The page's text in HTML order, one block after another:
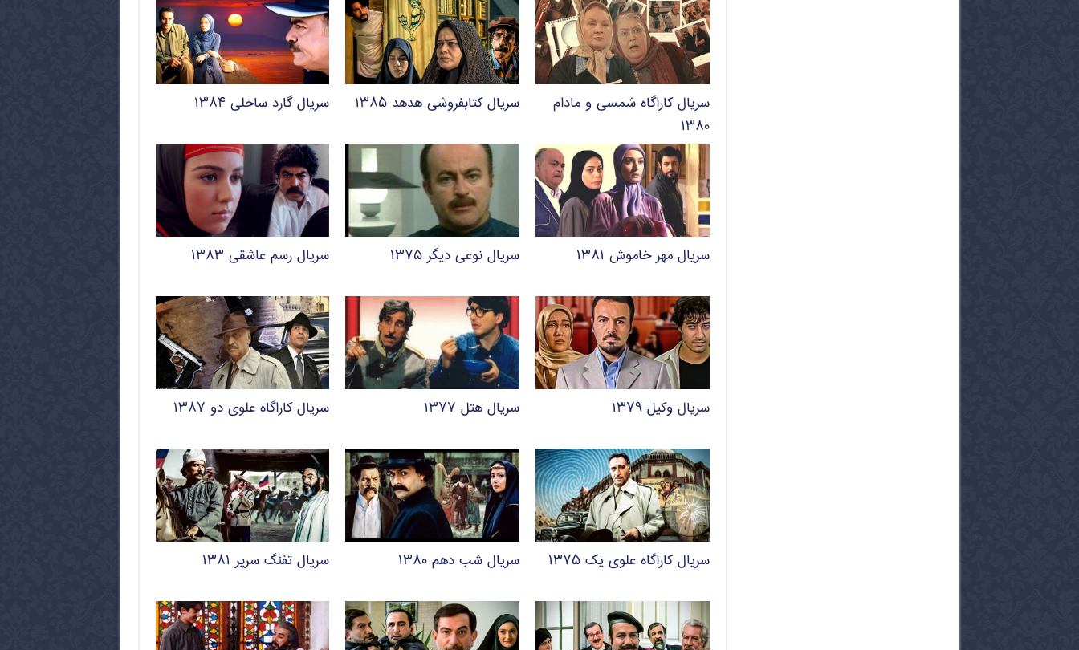
سریال کاراگاه شمسی و مادام
۱۳۸۰
سریال کتابفروشی هدهد ۱۳۸۵ سریال گارد ساحلی ۱۳۸۴
سریال مهر خاموش ۱۳۸۱ سریال نوعی دیگر ۱۳۷۵ سریال رسم عاشقی ۱۳۸۳
سریال وکیل ۱۳۷۹ سریال هتل ۱۳۷۷ سریال کاراگاه علوی دو ۱۳۸۷
سریال کاراگاه علوی یک ۱۳۷۵ سریال شب دهم ۱۳۸۰ سریال تفنگ سرپر ۱۳۸۱